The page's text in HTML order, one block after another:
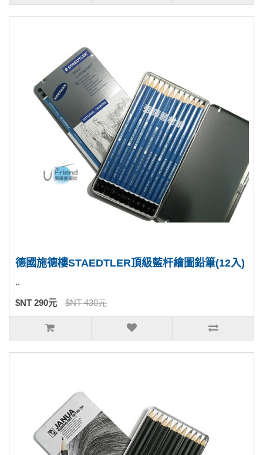
德國施德樓STAEDTLER頂級藍杆繪圖鉛筆(12入)
..
$NT 290元 $NT 430元